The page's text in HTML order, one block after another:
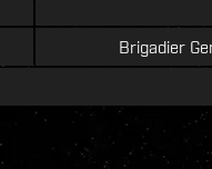
Brigadier